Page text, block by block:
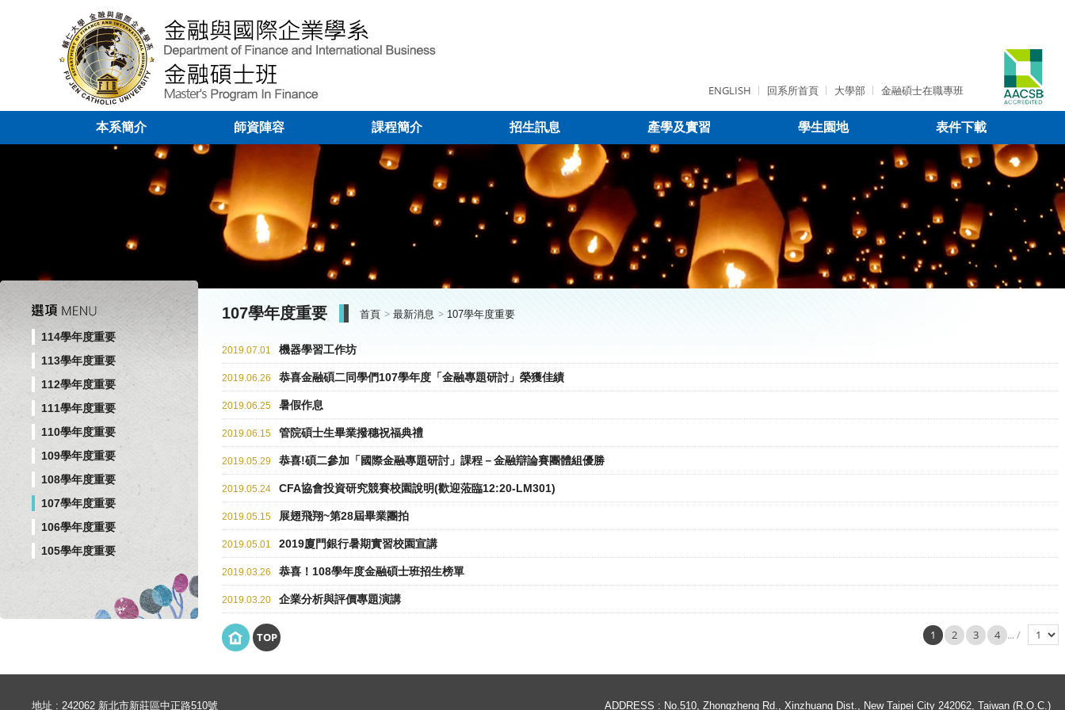
ENGLISH 回系所首頁 大學部 金融碩士在職專班
本系簡介 師資陣容 課程簡介 招生訊息 產學及實習 學生園地 表件下載
114學年度重要
113學年度重要
112學年度重要
111學年度重要
110學年度重要
109學年度重要
108學年度重要
107學年度重要
106學年度重要
105學年度重要
107學年度重要 首頁 最新消息 107學年度重要
2019.07.01 機器學習工作坊
2019.06.26 恭喜金融碩二同學們107學年度「金融專題研討」榮獲佳績
2019.06.25 暑假作息
2019.06.15 管院碩士生畢業撥穗祝福典禮
2019.05.29 恭喜!碩二參加「國際金融專題研討」課程－金融辯論賽團體組優勝
2019.05.24 CFA協會投資研究競賽校園說明(歡迎蒞臨12:20-LM301)
2019.05.15 展翅飛翔~第28屆畢業團拍
2019.05.01 2019廈門銀行暑期實習校園宣講
2019.03.26 恭喜！108學年度金融碩士班招生榜單
2019.03.20 企業分析與評價專題演講
TOP 1 2 3 4 ... /
地址 : 242062 新北市新莊區中正路510號 ADDRESS : No.510, Zhongzheng Rd., Xinzhuang Dist., New Taipei City 242062, Taiwan (R.O.C.)